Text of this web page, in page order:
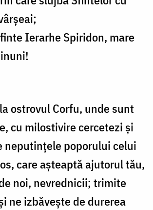
Ierarhe Spiridon, mare
ostrovul Corfu, unde sunt
cu milostivire cercetezi și
neputințele poporului celui
care așteaptă ajutorul tău,
noi, nevrednicii; trimite
ne izbăvește de durerea